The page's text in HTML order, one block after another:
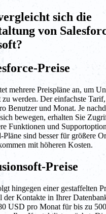
sich die
von
Preise
mehrere Preispläne an, um
zu werden. Der einfachste
Benutzer und Monat. Je
bewegen, erhalten Sie
Funktionen und
sind besser für größere
mit höheren Kosten.
Preise
hingegen einer gestaffelten
der Kontakte in Ihrer
USD pro Monat für bis zu